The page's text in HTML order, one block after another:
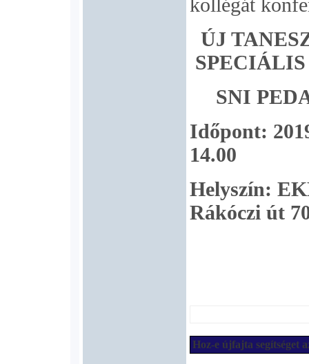
ÚJ
SNI
Időpont:
14.00
Helyszín:
Rákóczi út
Hoz-e újfajta segítséget